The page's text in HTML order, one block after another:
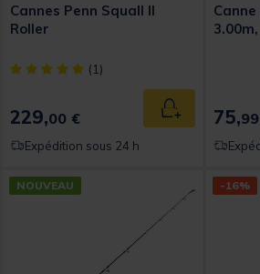
Cannes Penn Squall II
Roller
[object Object] out of 5 Customer Rating
(1)
229,00 € Ajouter au
Expédition sous 24 h
75,
NOUVEAU -16%